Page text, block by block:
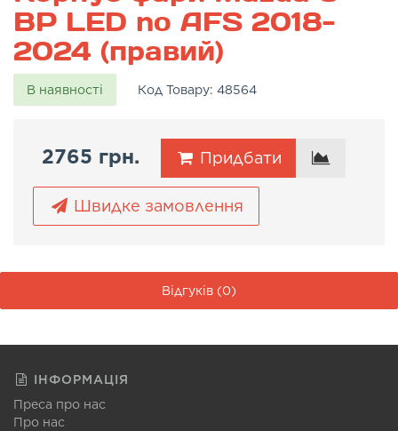
BP LED no AFS 2018-
2024 (правий)
В наявності Код Товару: 48564
2765 грн. Придбати
Швидке замовлення
Відгуків (0)
ІНФОРМАЦІЯ
Преса про нас
Про нас